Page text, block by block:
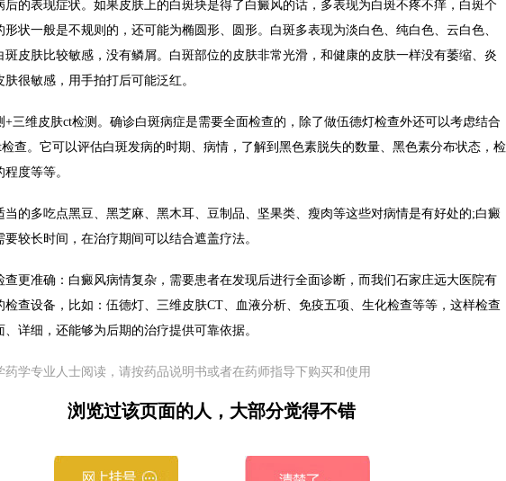
表现症状。如果皮肤上的白斑块是得了白癜风的话，多表现为白斑不疼不痒，白斑个
形状一般是不规则的，还可能为椭圆形、圆形。白斑多表现为淡白色、纯白色、云白色、
斑皮肤比较敏感，没有鳞屑。白斑部位的皮肤非常光滑，和健康的皮肤一样没有萎缩、炎
很敏感，用手拍打后可能泛红。
维皮肤ct检测。确诊白斑病症是需要全面检查的，除了做伍德灯检查外还可以考虑结合
查。它可以评估白斑发病的时期、病情，了解到黑色素脱失的数量、黑色素分布状态，检
度等等。
多吃点黑豆、黑芝麻、黑木耳、豆制品、坚果类、瘦肉等这些对病情是有好处的;白癜
要较长时间，在治疗期间可以结合遮盖疗法。
准确：白癜风病情复杂，需要患者在发现后进行全面诊断，而我们石家庄远大医院有
检查设备，比如：伍德灯、三维皮肤CT、血液分析、免疫五项、生化检查等等，这样检查
详细，还能够为后期的治疗提供可靠依据。
药学专业人士阅读，请按药品说明书或者在药师指导下购买和使用
浏览过该页面的人，大部分觉得不错